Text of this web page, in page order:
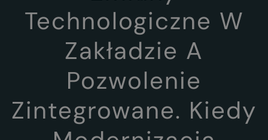
Technologiczne W
Zakładzie A
Pozwolenie
Zintegrowane. Kiedy